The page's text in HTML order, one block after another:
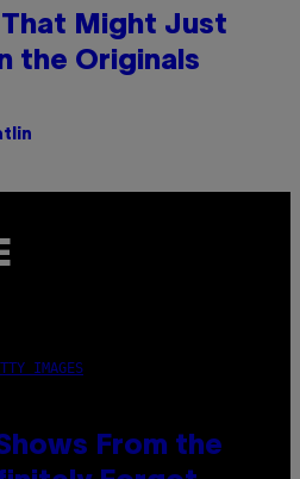
That Might Just
the Originals
IMAGES
From the